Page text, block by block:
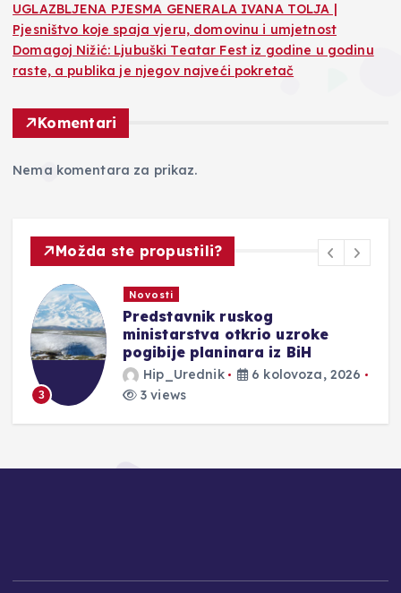
UGLAZBLJENA PJESMA GENERALA IVANA TOLJA |
Pjesništvo koje spaja vjeru, domovinu i umjetnost
Domagoj Nižić: Ljubuški Teatar Fest iz godine u godinu
raste, a publika je njegov najveći pokretač
Komentari
Nema komentara za prikaz.
Možda ste propustili?
Novosti
UGLAZBLJENA PJESMA
GENERALA IVANA TOLJA |
Pjesništvo koje spaja vjeru,
domovinu i umjetnost
Hip_Urednik